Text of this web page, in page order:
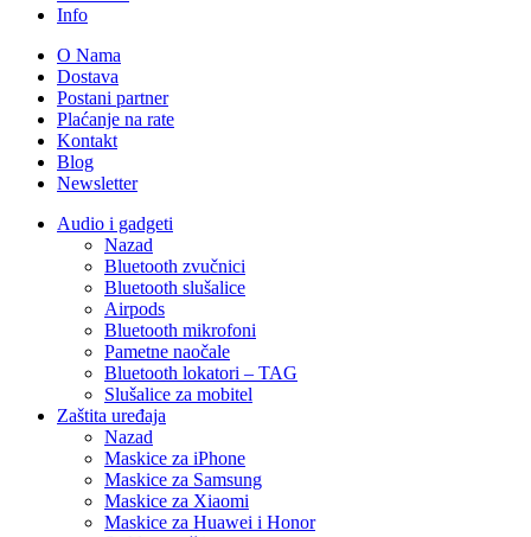
Info
O Nama
Dostava
Postani partner
Plaćanje na rate
Kontakt
Blog
Newsletter
Audio i gadgeti
Nazad
Bluetooth zvučnici
Bluetooth slušalice
Airpods
Bluetooth mikrofoni
Pametne naočale
Bluetooth lokatori – TAG
Slušalice za mobitel
Zaštita uređaja
Nazad
Maskice za iPhone
Maskice za Samsung
Maskice za Xiaomi
Maskice za Huawei i Honor